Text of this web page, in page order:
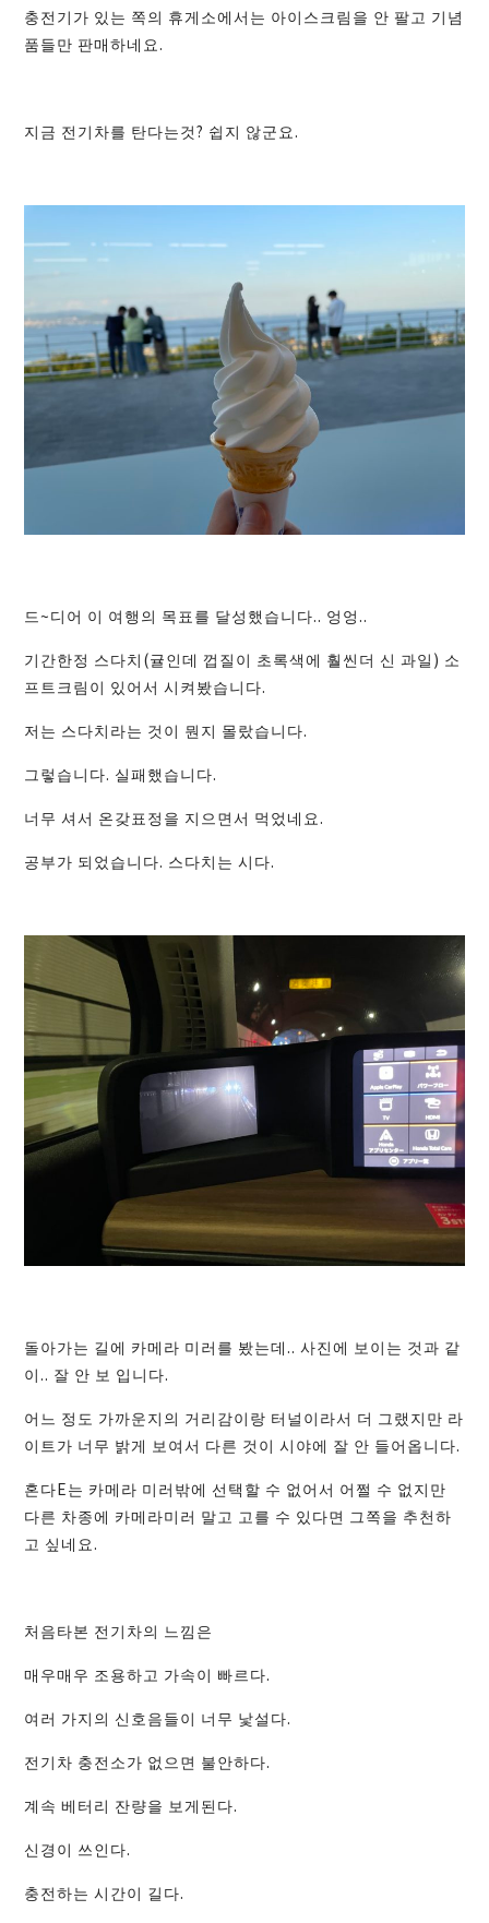
충전기가 있는 쪽의 휴게소에서는 아이스크림을 안 팔고 기념
품들만 판매하네요.
지금 전기차를 탄다는것? 쉽지 않군요.
드~디어 이 여행의 목표를 달성했습니다.. 엉엉..
기간한정 스다치(귤인데 껍질이 초록색에 훨씬더 신 과일) 소
프트크림이 있어서 시켜봤습니다.
저는 스다치라는 것이 뭔지 몰랐습니다.
그렇습니다. 실패했습니다.
너무 셔서 온갖표정을 지으면서 먹었네요.
공부가 되었습니다. 스다치는 시다.
돌아가는 길에 카메라 미러를 봤는데.. 사진에 보이는 것과 같
이.. 잘 안 보 입니다.
어느 정도 가까운지의 거리감이랑 터널이라서 더 그랬지만 라
이트가 너무 밝게 보여서 다른 것이 시야에 잘 안 들어옵니다.
혼다E는 카메라 미러밖에 선택할 수 없어서 어쩔 수 없지만
다른 차종에 카메라미러 말고 고를 수 있다면 그쪽을 추천하
고 싶네요.
처음타본 전기차의 느낌은
매우매우 조용하고 가속이 빠르다.
여러 가지의 신호음들이 너무 낯설다.
전기차 충전소가 없으면 불안하다.
계속 베터리 잔량을 보게된다.
신경이 쓰인다.
충전하는 시간이 길다.